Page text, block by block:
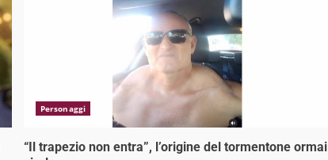
Personaggi
“Il trapezio non entra”, l’origine del tormentone ormai